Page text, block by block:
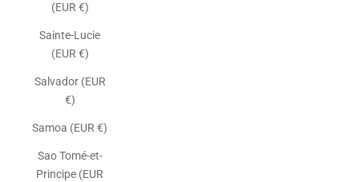
(EUR €)
Sainte-Lucie
(EUR €)
Salvador (EUR
€)
Samoa (EUR €)
Sao Tomé-et-
Principe (EUR